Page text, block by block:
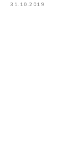
31.10.2019